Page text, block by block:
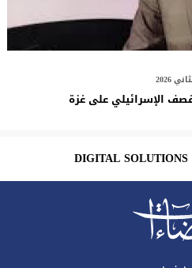
الإسرائيلي على غزة
DIGITAL